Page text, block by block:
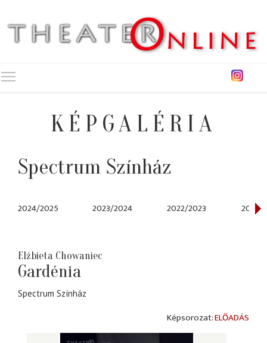
KÉPGALÉRIA
Spectrum Színház
2024/2025 2023/2024 2022/2023 2018/
Elżbieta Chowaniec
Gardénia
Spectrum Színház
ELŐADÁS